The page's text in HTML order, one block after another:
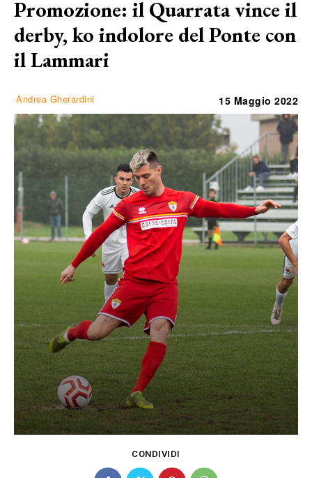
Promozione: il Quarrata vince il
derby, ko indolore del Ponte con
il Lammari
Andrea Gherardini 15 Maggio 2022
CONDIVIDI